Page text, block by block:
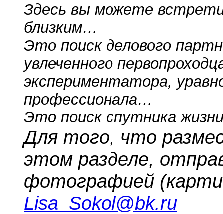
Здесь вы можете
близким…
Это поиск делового
увлеченного
экспериментатора,
профессионала…
Это поиск спутника
Для того, что
этом разделе,
фотографией
Lisa_Sokol@bk.ru